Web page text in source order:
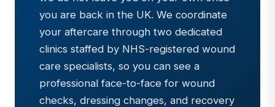
you are back in the UK. We coordinate
your aftercare through two dedicated
clinics staffed by NHS-registered wound
care specialists, so you can see a
professional face-to-face for wound
checks, dressing changes, and recovery